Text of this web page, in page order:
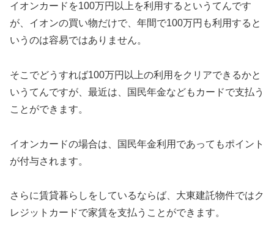
イオンカードを100万円以上を利用するというてんです
が、イオンの買い物だけで、年間で100万円も利用すると
いうのは容易ではありません。
そこでどうすれば100万円以上の利用をクリアできるかと
いうてんですが、最近は、国民年金などもカードで支払う
ことができます。
イオンカードの場合は、国民年金利用であってもポイント
が付与されます。
さらに賃貸暮らしをしているならば、大東建託物件ではク
レジットカードで家賃を支払うことができます。